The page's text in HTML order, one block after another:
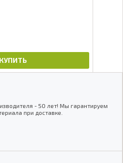
КУПИТЬ
- 50 лет! Мы гарантируем
при доставке.